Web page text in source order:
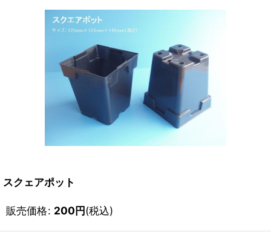
スクェアポット
販売価格: 200円(税込)